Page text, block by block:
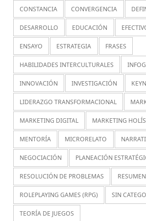
CONSTANCIA CONVERGENCIA
DESARROLLO EDUCACIÓN
ENSAYO ESTRATEGIA FRASES
HABILIDADES INTERCULTURALES
INNOVACIÓN INVESTIGACIÓN
LIDERAZGO TRANSFORMACIONAL
MARKETING DIGITAL MARKETING
MENTORÍA MICRORELATO
NEGOCIACIÓN PLANEACIÓN
RESOLUCIÓN DE PROBLEMAS RESUMEN
ROLEPLAYING GAMES (RPG) SIN
TEORÍA DE JUEGOS